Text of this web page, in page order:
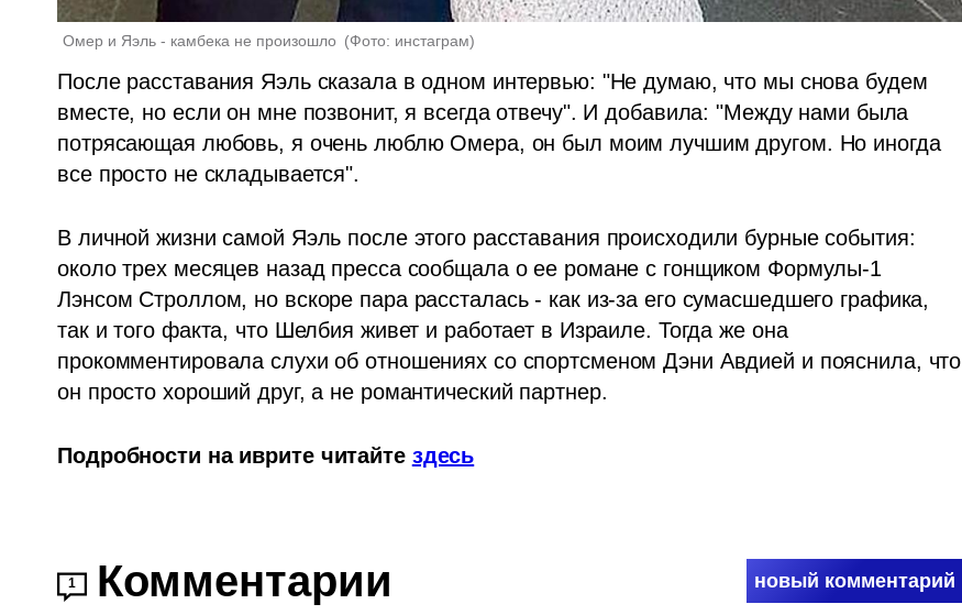
Омер и Яэль - камбека не произошло (Фото: инстаграм)
После расставания Яэль сказала в одном интервью: "Не думаю, что мы снова будем
вместе, но если он мне позвонит, я всегда отвечу". И добавила: "Между нами была
потрясающая любовь, я очень люблю Омера, он был моим лучшим другом. Но иногда
все просто не складывается".
В личной жизни самой Яэль после этого расставания происходили бурные события:
около трех месяцев назад пресса сообщала о ее романе с гонщиком Формулы-1
Лэнсом Строллом, но вскоре пара рассталась - как из-за его сумасшедшего графика,
так и того факта, что Шелбия живет и работает в Израиле. Тогда же она
прокомментировала слухи об отношениях со спортсменом Дэни Авдией и пояснила, что
он просто хороший друг, а не романтический партнер.
Подробности на иврите читайте здесь
1 Комментарии новый комментарий